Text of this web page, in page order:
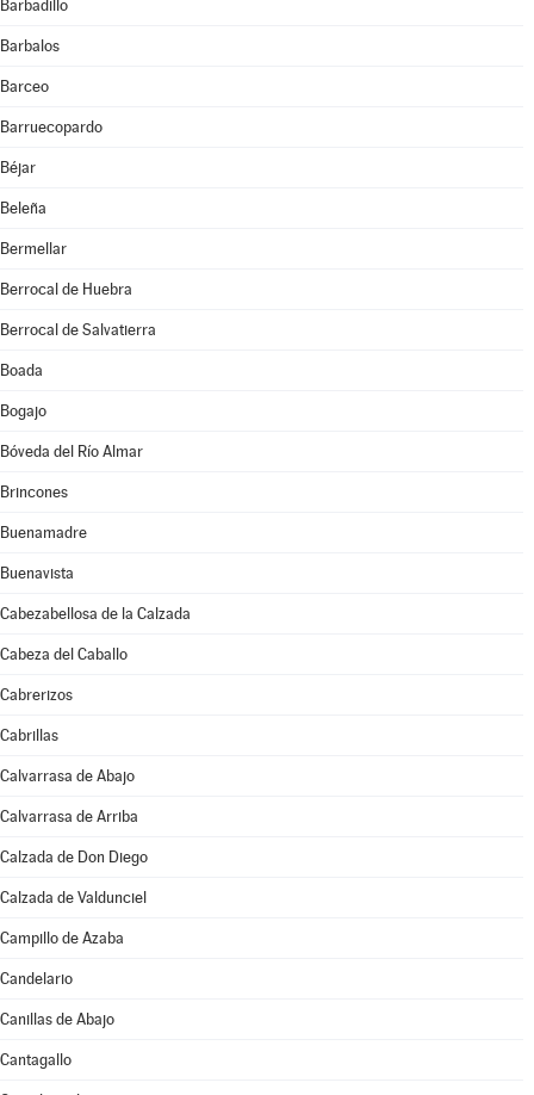
Barbadillo
Barbalos
Barceo
Barruecopardo
Béjar
Beleña
Bermellar
Berrocal de Huebra
Berrocal de Salvatierra
Boada
Bogajo
Bóveda del Río Almar
Brincones
Buenamadre
Buenavista
Cabezabellosa de la Calzada
Cabeza del Caballo
Cabrerizos
Cabrillas
Calvarrasa de Abajo
Calvarrasa de Arriba
Calzada de Don Diego
Calzada de Valdunciel
Campillo de Azaba
Candelario
Canillas de Abajo
Cantagallo